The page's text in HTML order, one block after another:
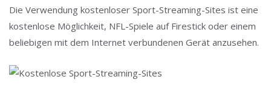
Die Verwendung kostenloser Sport-Streaming-Sites ist eine
kostenlose Möglichkeit, NFL-Spiele auf Firestick oder einem
beliebigen mit dem Internet verbundenen Gerät anzusehen.